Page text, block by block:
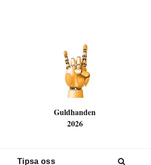
Guldhanden
2026
Tipsa oss